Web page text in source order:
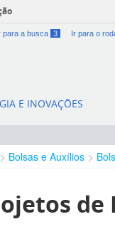
para a busca 3 Ir para o
E INOVAÇÕES
Bolsas e Auxílios
de